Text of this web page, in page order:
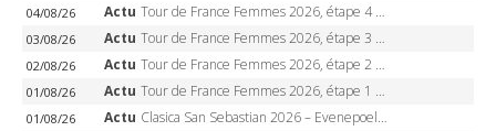
04/08/26 Actu Tour de France Femmes 2026, étape 4 – Marlen Reusser écrase le chrono, Ferrand-Prévot en crise
03/08/26 Actu Tour de France Femmes 2026, étape 3 – Sigrid Haugset en solitaire, 88 km d’échappée, maillot jaune
02/08/26 Actu Tour de France Femmes 2026, étape 2 – Lorena Wiebes doublé à Genève, Markus héroïque, 7e record
01/08/26 Actu Tour de France Femmes 2026, étape 1 – Lorena Wiebes intouchable à Lausanne, premier maillot jaune
01/08/26 Actu Clasica San Sebastian 2026 – Evenepoel recordman, 4e victoire, Carapaz battu au sprint